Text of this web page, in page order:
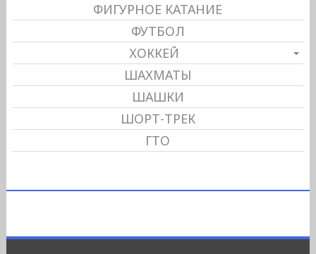
ФИГУРНОЕ КАТАНИЕ
ФУТБОЛ
ХОККЕЙ
ШАХМАТЫ
ШАШКИ
ШОРТ-ТРЕК
ГТО